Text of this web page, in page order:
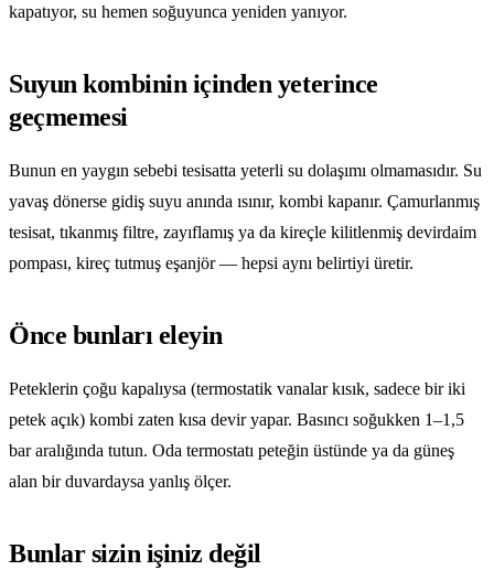
kapatıyor, su hemen soğuyunca yeniden yanıyor.
Suyun kombinin içinden yeterince
geçmemesi
Bunun en yaygın sebebi tesisatta yeterli su dolaşımı olmamasıdır. Su
yavaş dönerse gidiş suyu anında ısınır, kombi kapanır. Çamurlanmış
tesisat, tıkanmış filtre, zayıflamış ya da kireçle kilitlenmiş devirdaim
pompası, kireç tutmuş eşanjör — hepsi aynı belirtiyi üretir.
Önce bunları eleyin
Peteklerin çoğu kapalıysa (termostatik vanalar kısık, sadece bir iki
petek açık) kombi zaten kısa devir yapar. Basıncı soğukken 1–1,5
bar aralığında tutun. Oda termostatı peteğin üstünde ya da güneş
alan bir duvardaysa yanlış ölçer.
Bunlar sizin işiniz değil